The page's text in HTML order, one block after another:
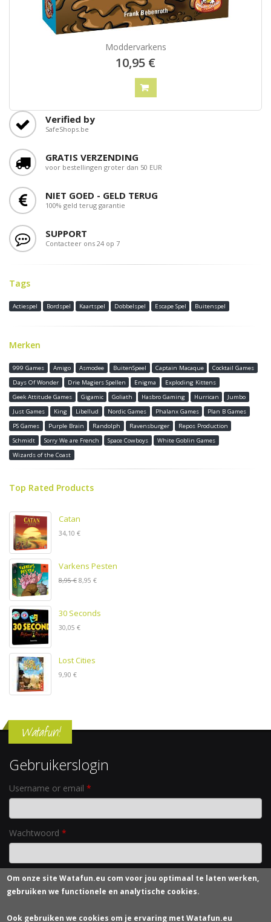
Moddervarkens
10,95 €
Verified by
SafeShops.be
GRATIS VERZENDING
voor bestellingen groter dan 50 EUR
NIET GOED - GELD TERUG
100% geld terug garantie
SUPPORT
Contacteer ons 24 op 7
Tags
Actiespel Bordspel Kaartspel Dobbelspel Escape Spel Buitenspel
Merken
999 Games Amigo Asmodee BuitenSpeel Captain Macaque
Cocktail Games
Days Of Wonder
Drie Magiers Spellen Enigma
Exploding Kittens
Geek Attitude Games
Gigamic Goliath Hasbro Gaming Hurrican
Jumbo
Just Games
King Libellud Nordic Games Phalanx Games
Plan B Games
PS Games
Purple Brain Randolph Ravensburger
Repos Production
Schmidt
Sorry We are French Space Cowboys
White Goblin Games
Wizards of the Coast
Top Rated Products
Catan
34,10 €
Varkens Pesten
8,95 € 8,95 €
30 Seconds
30,05 €
Lost Cities
9,90 €
Watafun!
Gebruikerslogin
Username or email *
Wachtwoord *
Nieuw wachtwoord aanvragen
Contacteer ons
Om onze siteWatafun.eu com voor jou optimaal te laten werken,
gebruiken we functionele en analytische cookies.
Ook gebruiken we cookies om je ervaring met Watafun.eu